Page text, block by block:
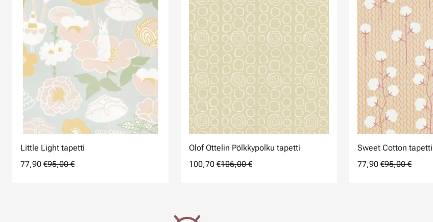
Little Light tapetti
77,90 €95,00 €
Olof Ottelin Pölkkypolku tapetti
100,70 €106,00 €
Sweet Cotton tapetti
77,90 €95,00 €